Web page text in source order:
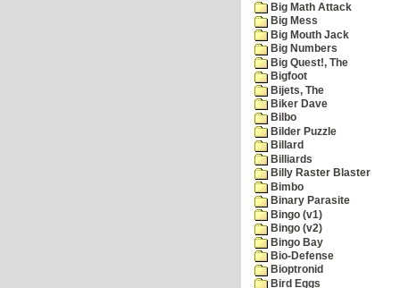
Big Math Attack
Big Mess
Big Mouth Jack
Big Numbers
Big Quest!, The
Bigfoot
Bijets, The
Biker Dave
Bilbo
Bilder Puzzle
Billard
Billiards
Billy Raster Blaster
Bimbo
Binary Parasite
Bingo (v1)
Bingo (v2)
Bingo Bay
Bio-Defense
Bioptronid
Bird Eggs